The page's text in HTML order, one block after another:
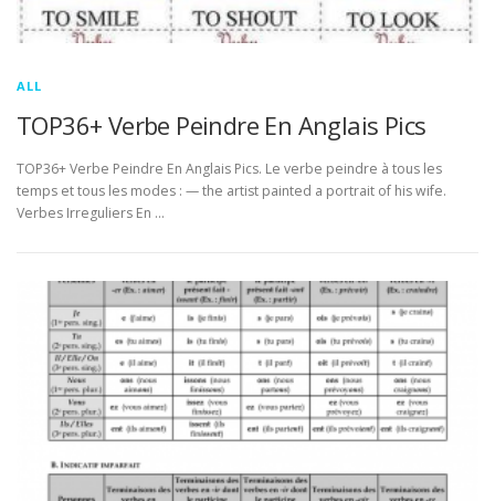
ALL
TOP36+ Verbe Peindre En Anglais Pics
TOP36+ Verbe Peindre En Anglais Pics. Le verbe peindre à tous les
temps et tous les modes : — the artist painted a portrait of his wife.
Verbes Irreguliers En …